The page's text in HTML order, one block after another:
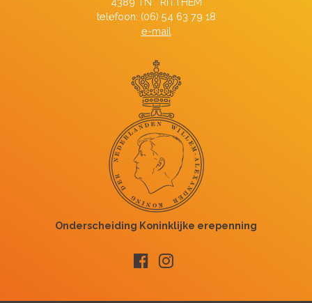
telefoon: (06) 54 63 79 18
e-mail